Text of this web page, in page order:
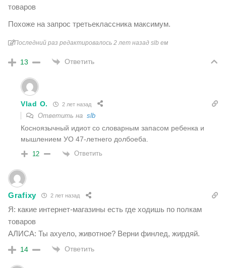
товаров
Похоже на запрос третьеклассника максимум.
Последний раз редактировалось 2 лет назад slb ем
13 Ответить
Vlad O. 2 лет назад
Ответить на slb
Косноязычный идиот со словарным запасом ребенка и
мышлением УО 47-летнего долбоеба.
12 Ответить
Grafixy 2 лет назад
Я: какие интернет-магазины есть где ходишь по полкам
товаров
АЛИСА: Ты ахуело, животное? Верни финлед, жирдяй.
14 Ответить